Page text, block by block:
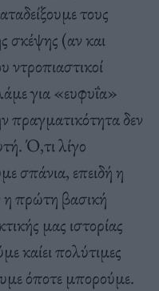
τους
σκέψης (αν και
ντροπιαστικοί
για «ευφυΐα»
πραγματικότητα δεν
Ό,τι λίγο
σπάνια, επειδή η
η πρώτη βασική
μας ιστορίας
καίει πολύτιμες
όποτε μπορούμε.